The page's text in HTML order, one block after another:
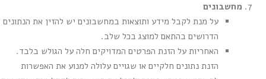
מחשבונים
על מנת לקבל מידע ותוצאות במחשבונים יש להזין את הנתונים
הדרושים בהתאם למוצג בכל שלב.
האחריות על הזנת הפרטים המדויקים חלה על הגולש בלבד.
הזנת נתונים חלקיים או שגויים עלולה למנוע את האפשרות